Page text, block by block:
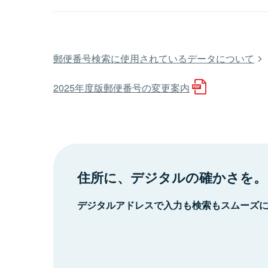
郵便番号検索に使用されているデータについて
2025年度版郵便番号の変更案内
住所に、デジタルの確かさを。
デジタルアドレスで入力も検索もスムーズ